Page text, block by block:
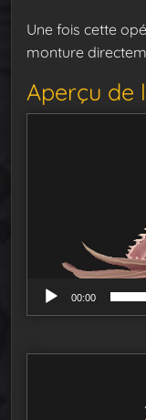
Une fois cette
monture
Aperçu de
00:00